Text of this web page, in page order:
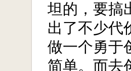
坦的，要搞
出了不少代
做一个勇于
简单。而去